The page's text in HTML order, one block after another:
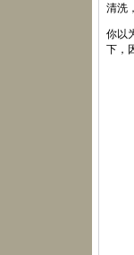
清洗
你以
下，